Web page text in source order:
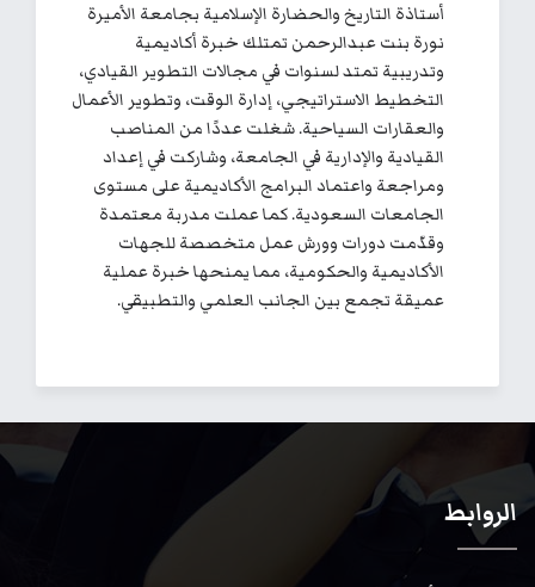
أستاذة التاريخ والحضارة الإسلامية بجامعة الأميرة
نورة بنت عبدالرحمن تمتلك خبرة أكاديمية
وتدريبية تمتد لسنوات في مجالات التطوير القيادي،
التخطيط الاستراتيجي، إدارة الوقت، وتطوير الأعمال
والعقارات السياحية. شغلت عددًا من المناصب
القيادية والإدارية في الجامعة، وشاركت في إعداد
ومراجعة واعتماد البرامج الأكاديمية على مستوى
الجامعات السعودية. كما عملت مدربة معتمدة
وقدّمت دورات وورش عمل متخصصة للجهات
الأكاديمية والحكومية، مما يمنحها خبرة عملية
عميقة تجمع بين الجانب العلمي والتطبيقي.
الروابط